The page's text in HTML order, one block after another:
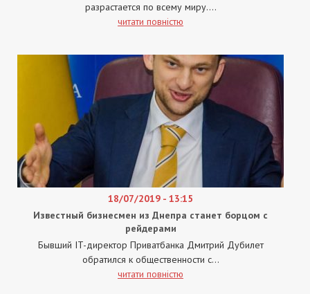
разрастается по всему миру....
читати повністю
18/07/2019 - 13:15
Известный бизнесмен из Днепра станет борцом с
рейдерами
Бывший IT-директор Приватбанка Дмитрий Дубилет
обратился к общественности с...
читати повністю